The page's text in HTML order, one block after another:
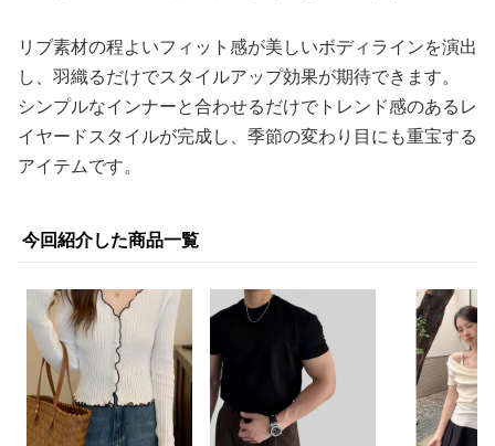
リブ素材の程よいフィット感が美しいボディラインを演出
し、羽織るだけでスタイルアップ効果が期待できます。
シンプルなインナーと合わせるだけでトレンド感のあるレ
イヤードスタイルが完成し、季節の変わり目にも重宝する
アイテムです。
今回紹介した商品一覧